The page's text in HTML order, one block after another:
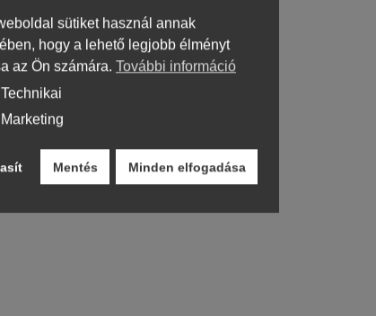
sütiket használ annak
hogy a lehető legjobb élményt
az Ön számára. További információ
Technikai
Marketing
Mentés Minden elfogadása